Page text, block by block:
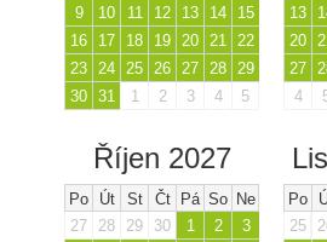
9
10 11 12 13 14
15
16
17 18 19 20 21 22
23 24 25 26 27 28 29
30 31 1 2 3 4 5
13
20
27
4
Říjen 2027
Po Út St Čt Pá So Ne
27
28 29 30 1 2
3
Po
25